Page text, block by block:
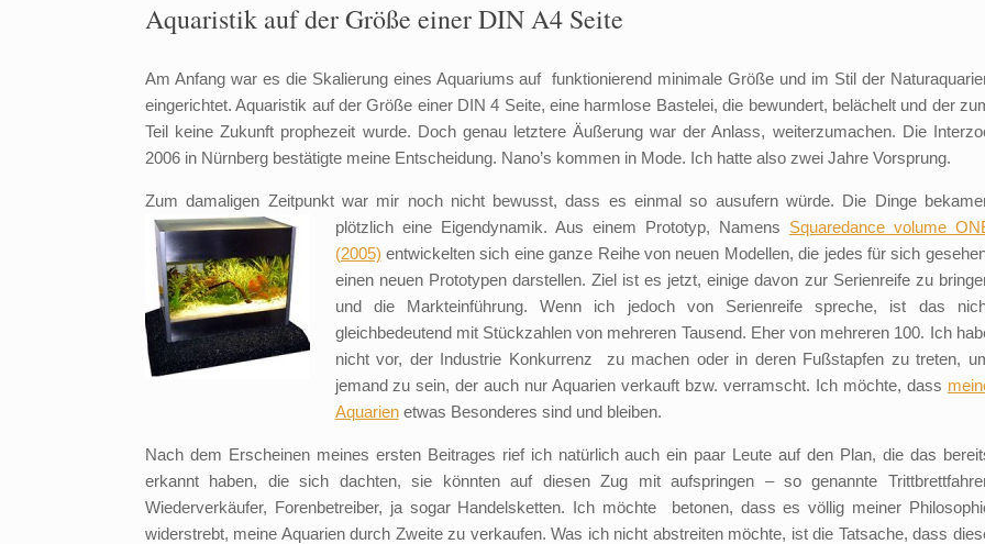
Aquaristik auf der Größe einer DIN A4 Seite
Am Anfang war es die Skalierung eines Aquariums auf funktionierend minimale Größe und im Stil der
eingerichtet. Aquaristik auf der Größe einer DIN 4 Seite, eine harmlose Bastelei, die bewundert, belächelt und der
Teil keine Zukunft prophezeit wurde. Doch genau letztere Äußerung war der Anlass, weiterzumachen. Die
2006 in Nürnberg bestätigte meine Entscheidung. Nano’s kommen in Mode. Ich hatte also zwei Jahre Vorsprung.
Zum damaligen Zeitpunkt war mir noch nicht bewusst, dass es einmal so ausufern würde. Die Dinge
plötzlich eine Eigendynamik. Aus einem Prototyp, Namens Squaredance volume
(2005) entwickelten sich eine ganze Reihe von neuen Modellen, die jedes für sich
einen neuen Prototypen darstellen. Ziel ist es jetzt, einige davon zur Serienreife zu
und die Markteinführung. Wenn ich jedoch von Serienreife spreche, ist das
gleichbedeutend mit Stückzahlen von mehreren Tausend. Eher von mehreren 100. Ich
nicht vor, der Industrie Konkurrenz zu machen oder in deren Fußstapfen zu treten,
jemand zu sein, der auch nur Aquarien verkauft bzw. verramscht. Ich möchte, dass
Aquarienetwas Besonderes sind und bleiben.
Nach dem Erscheinen meines ersten Beitrages rief ich natürlich auch ein paar Leute auf den Plan, die das
erkannt haben, die sich dachten, sie könnten auf diesen Zug mit aufspringen – so genannte
Wiederverkäufer, Forenbetreiber, ja sogar Handelsketten. Ich möchte betonen, dass es völlig meiner
widerstrebt, meine Aquarien durch Zweite zu verkaufen. Was ich nicht abstreiten möchte, ist die Tatsache, dass